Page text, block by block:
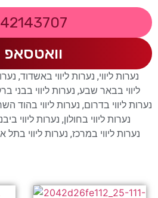
וואטסאפ
נערות ליווי, נערות ליווי באשדוד,
ליווי בבאר שבע, נערות ליווי בבני
נערות ליווי בדרום, נערות ליווי בהוד
נערות ליווי בחולון, נערות ליווי
נערות ליווי במרכז, נערות ליווי בתל